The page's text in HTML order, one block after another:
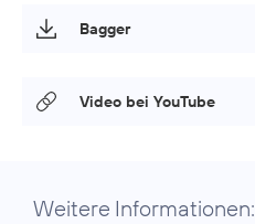
Bagger
Video bei YouTube
Weitere Informationen: